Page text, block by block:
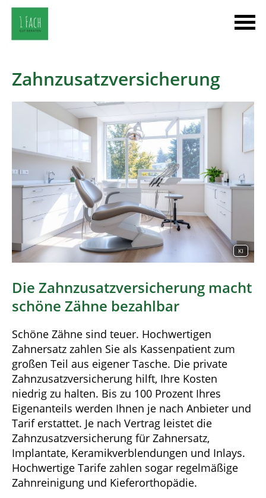
Zahnzusatzversicherung
KI
Die Zahnzusatzversicherung macht
schöne Zähne bezahlbar
Schöne Zähne sind teuer. Hochwertigen
Zahnersatz zahlen Sie als Kassenpatient zum
großen Teil aus eigener Tasche. Die private
Zahnzusatzversicherung hilft, Ihre Kosten
niedrig zu halten. Bis zu 100 Prozent Ihres
Eigenanteils werden Ihnen je nach Anbieter und
Tarif erstattet. Je nach Vertrag leistet die
Zahnzusatzversicherung für Zahnersatz,
Implantate, Keramikverblendungen und Inlays.
Hochwertige Tarife zahlen sogar regelmäßige
Zahnreinigung und Kieferorthopädie.